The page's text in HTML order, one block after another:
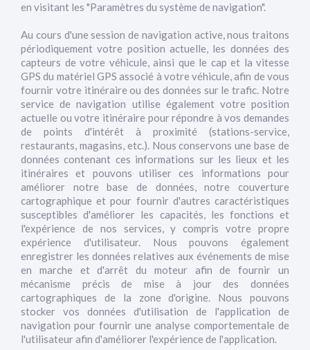
en visitant les "Paramètres du système de navigation".
Au cours d'une session de navigation active, nous traitons
périodiquement votre position actuelle, les données des
capteurs de votre véhicule, ainsi que le cap et la vitesse
GPS du matériel GPS associé à votre véhicule, afin de vous
fournir votre itinéraire ou des données sur le trafic. Notre
service de navigation utilise également votre position
actuelle ou votre itinéraire pour répondre à vos demandes
de points d'intérêt à proximité (stations-service,
restaurants, magasins, etc.). Nous conservons une base de
données contenant ces informations sur les lieux et les
itinéraires et pouvons utiliser ces informations pour
améliorer notre base de données, notre couverture
cartographique et pour fournir d'autres caractéristiques
susceptibles d'améliorer les capacités, les fonctions et
l'expérience de nos services, y compris votre propre
expérience d'utilisateur. Nous pouvons également
enregistrer les données relatives aux événements de mise
en marche et d'arrêt du moteur afin de fournir un
mécanisme précis de mise à jour des données
cartographiques de la zone d'origine. Nous pouvons
stocker vos données d'utilisation de l'application de
navigation pour fournir une analyse comportementale de
l'utilisateur afin d'améliorer l'expérience de l'application.